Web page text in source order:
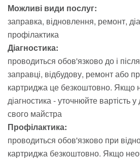
Можливі види послуг:
заправка відновлення ремонт
профілактика
Діагностика:
проводиться обов'язково до і
заправці, відбудову, ремонт або
картриджа це безкоштовно. Якщо
діагностика - уточнюйте вартість
свого майстра
Профілактика:
проводиться обов'язково при
картриджа безкоштовно. Якщо